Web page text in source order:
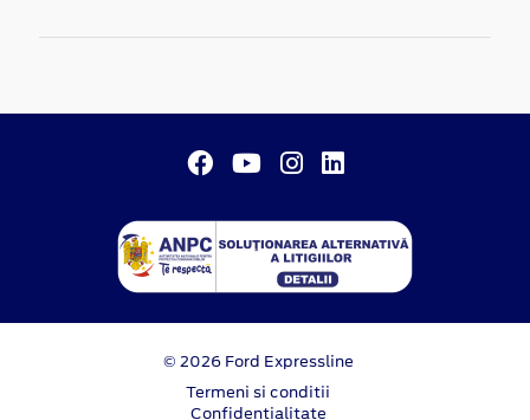
© 2026 Ford Expressline
Termeni si conditii
Confidentialitate